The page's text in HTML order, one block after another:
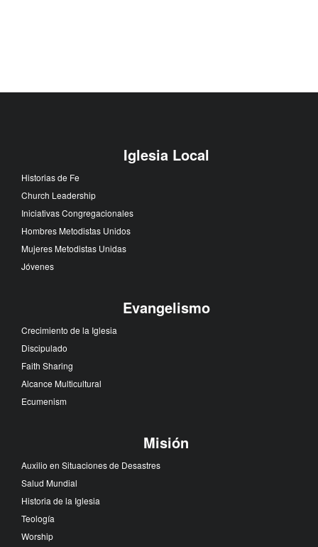
Iglesia Local
Historias de Fe
Church Leadership
Iniciativas Congregacionales
Hombres Metodistas Unidos
Mujeres Metodistas Unidas
Jóvenes
Evangelismo
Crecimiento de la Iglesia
Discipulado
Faith Sharing
Alcance Multicultural
Ecumenism
Misión
Auxilio en Situaciones de Desastres
Salud Mundial
Historia de la Iglesia
Teología
Worship